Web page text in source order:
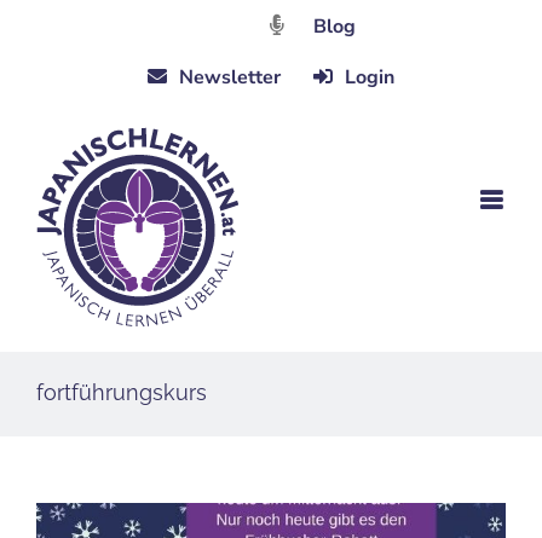
Blog
Newsletter
Login
fortführungskurs